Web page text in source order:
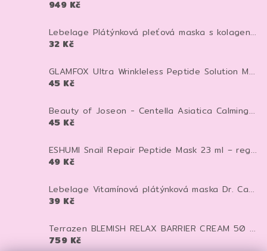
949 Kč
Lebelage Plátýnková pleťová maska s kolagenem Dr. Capsule Collagen Mask Pack 28 ml 1 ks
32 Kč
GLAMFOX Ultra Wrinkleless Peptide Solution Mask 25 g – peptidová pleťová maska pro vyhlazení, hydrataci a pevnější vzhled pleti
45 Kč
Beauty of Joseon - Centella Asiatica Calming Mask - Zklidňující textilní maska - 25 ml
45 Kč
ESHUMI Snail Repair Peptide Mask 23 ml – regenerační plátýnková maska se šnečím mucinem a peptidy pro hydrataci a pevnější pleť
49 Kč
Lebelage Vitamínová plátýnková maska Dr. Capsule Vitamin Mask Pack 25 ml
39 Kč
Terrazen BLEMISH RELAX BARRIER CREAM 50 ml - pečující krém proti zarudnutí, kuperóze a rosacee
759 Kč